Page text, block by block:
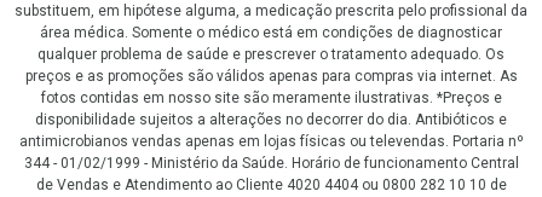
substituem, em hipótese alguma, a medicação prescrita pelo profissional da
área médica. Somente o médico está em condições de diagnosticar
qualquer problema de saúde e prescrever o tratamento adequado. Os
preços e as promoções são válidos apenas para compras via internet. As
fotos contidas em nosso site são meramente ilustrativas. *Preços e
disponibilidade sujeitos a alterações no decorrer do dia. Antibióticos e
antimicrobianos vendas apenas em lojas físicas ou televendas. Portaria nº
344 - 01/02/1999 - Ministério da Saúde. Horário de funcionamento Central
de Vendas e Atendimento ao Cliente 4020 4404 ou 0800 282 10 10 de